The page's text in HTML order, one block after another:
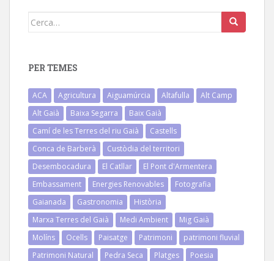
Cerca:
PER TEMES
ACA Agricultura Aiguamúrcia Altafulla
Alt Camp
Alt Gaià
Baixa Segarra
Baix Gaià
Camí de les Terres del riu Gaià
Castells
Conca de Barberà
Custòdia del territori
Desembocadura
El Catllar
El Pont d'Armentera
Embassament
Energies Renovables
Fotografia
Gaianada
Gastronomia
Història
Marxa Terres del Gaià
Medi Ambient
Mig Gaià
Molíns
Ocells Paisatge Patrimoni
patrimoni fluvial
Patrimoni Natural
Pedra Seca Platges
Poesia